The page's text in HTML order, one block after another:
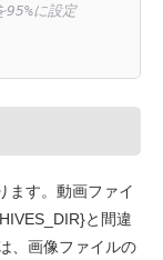
に設定
ます。動画ファイ
と間違
、画像ファイルの